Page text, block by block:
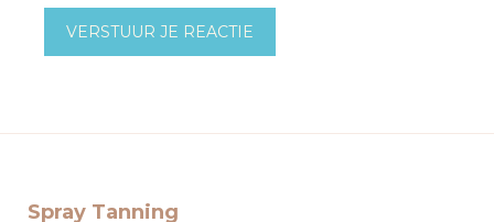
VERSTUUR JE REACTIE
Spray Tanning